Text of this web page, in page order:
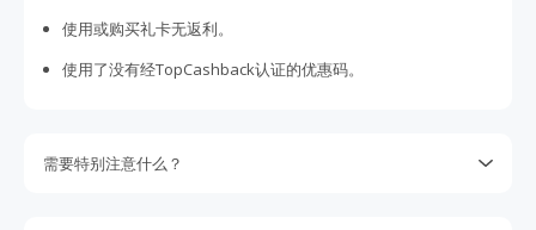
使用或购买礼卡无返利。
使用了没有经TopCashback认证的优惠码。
需要特别注意什么？